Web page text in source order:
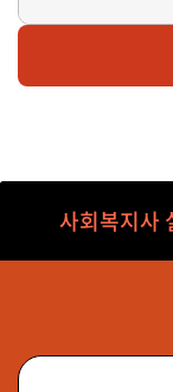
외국어로서의
사회복지사